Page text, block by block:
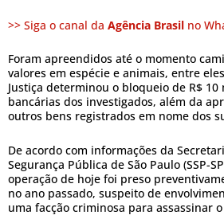
>> Siga o canal da Agência Brasil no
Foram apreendidos até o momento
valores em espécie e animais, entre
Justiça determinou o bloqueio de R$ 10
bancárias dos investigados, além da
outros bens registrados em nome dos
De acordo com informações da
Segurança Pública de São Paulo (SSP-
operação de hoje foi preso
no ano passado, suspeito de
uma facção criminosa para assassinar